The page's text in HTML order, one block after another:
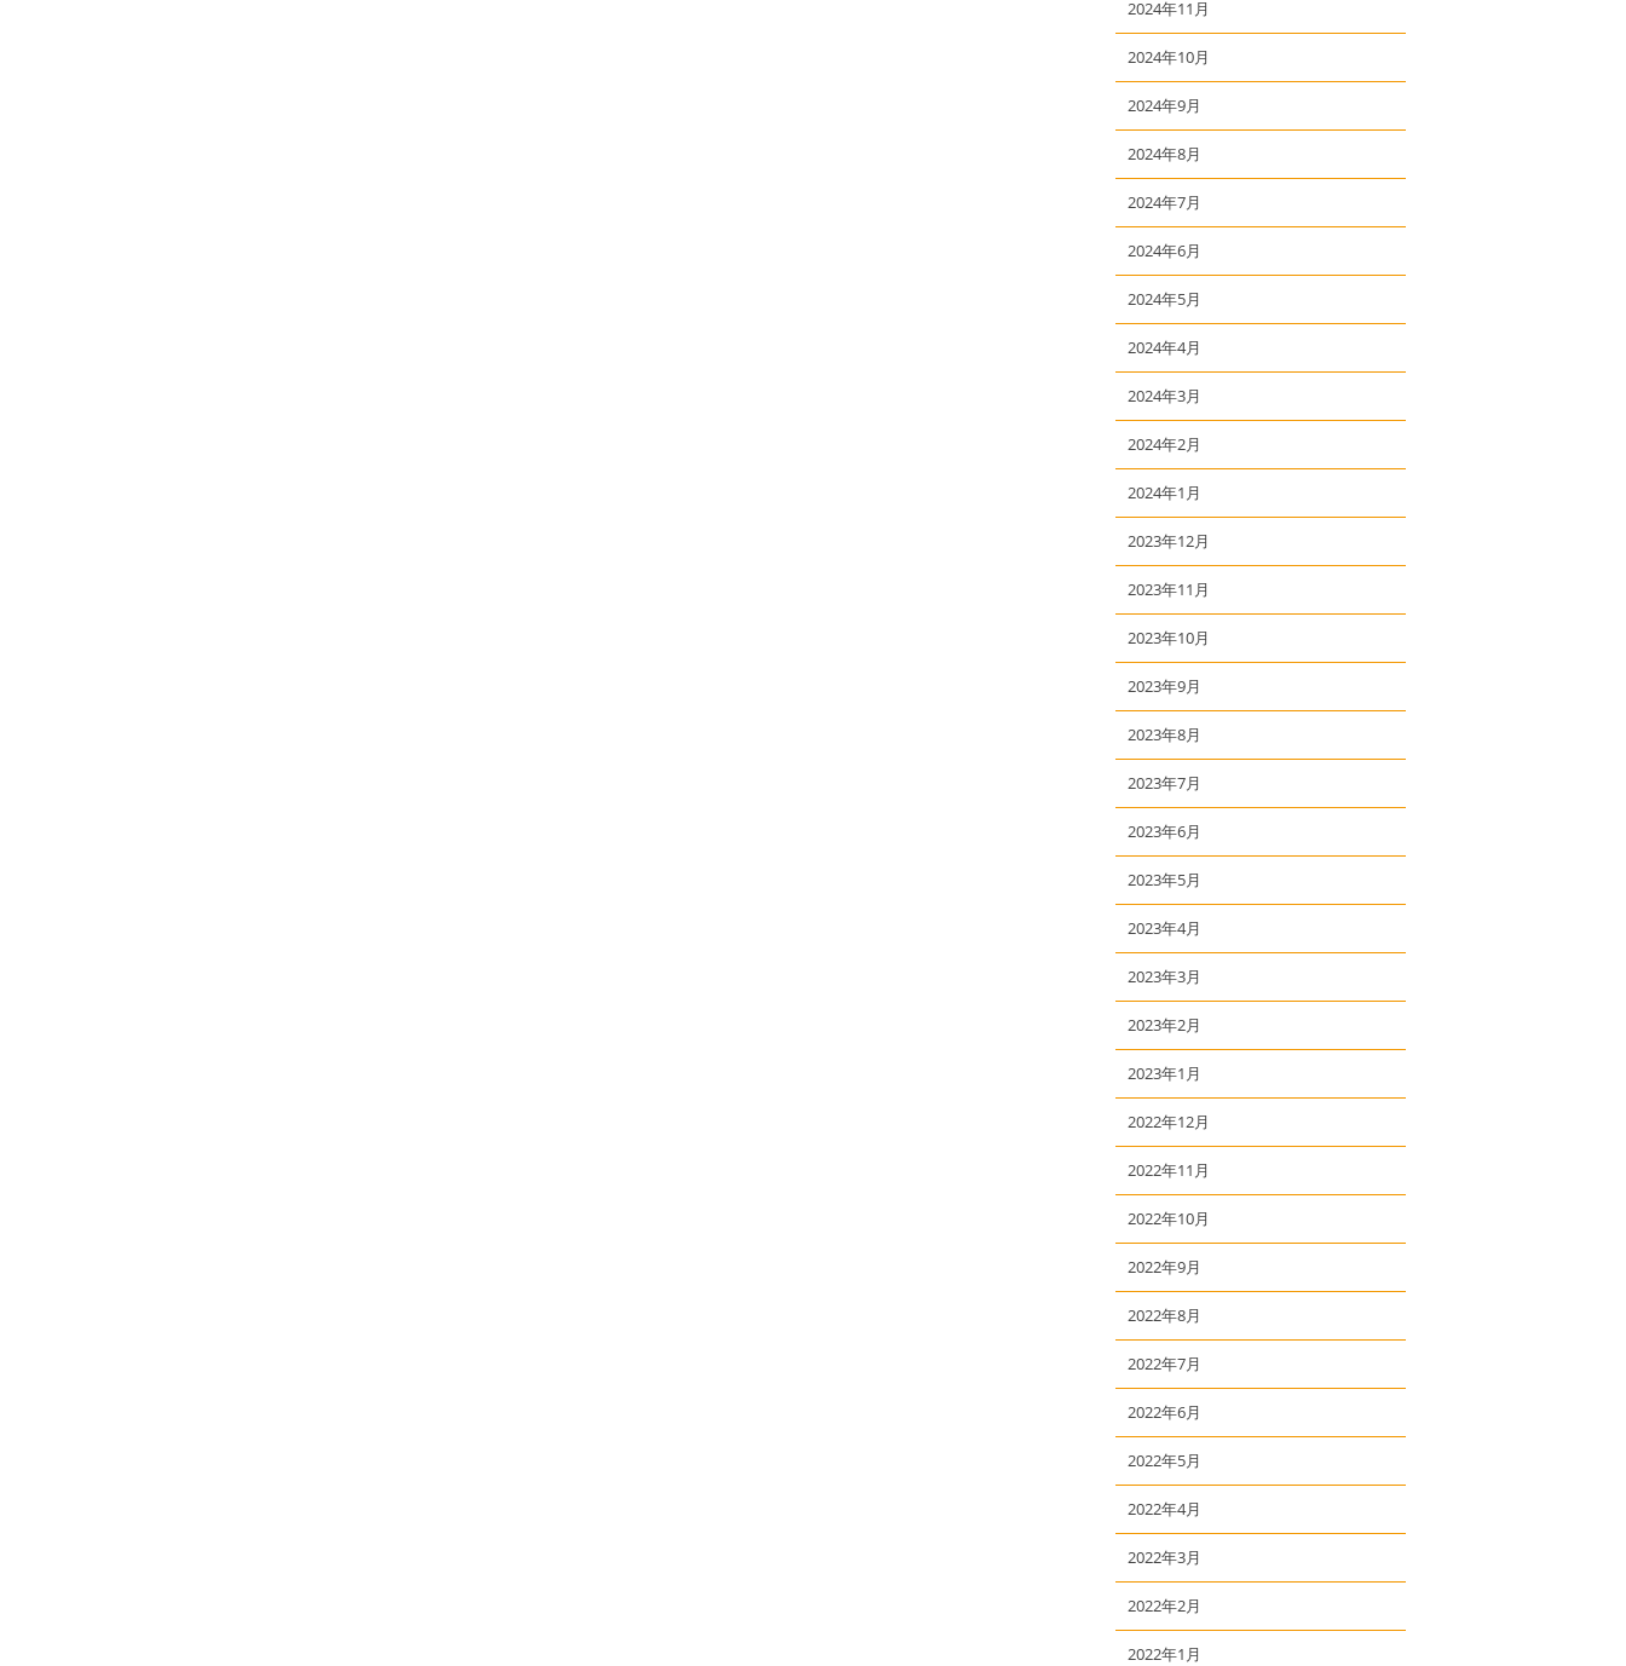
2024年11月
2024年10月
2024年9月
2024年8月
2024年7月
2024年6月
2024年5月
2024年4月
2024年3月
2024年2月
2024年1月
2023年12月
2023年11月
2023年10月
2023年9月
2023年8月
2023年7月
2023年6月
2023年5月
2023年4月
2023年3月
2023年2月
2023年1月
2022年12月
2022年11月
2022年10月
2022年9月
2022年8月
2022年7月
2022年6月
2022年5月
2022年4月
2022年3月
2022年2月
2022年1月